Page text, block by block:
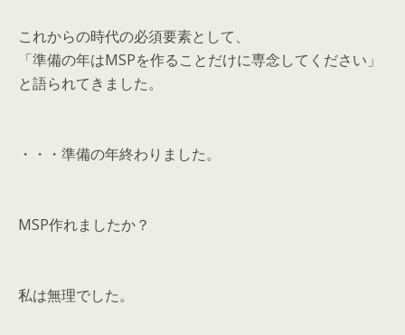
これからの時代の必須要素として、
「準備の年はMSPを作ることだけに専念してください」
と語られてきました。
・・・準備の年終わりました。
MSP作れましたか？
私は無理でした。